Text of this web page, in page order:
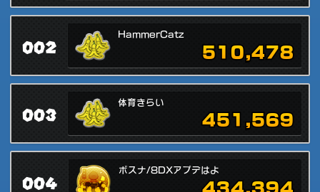
002
HammerCatz
510,478
003
体育きらい
451,569
004
ボスナ/8DXアプデはよ
434,394